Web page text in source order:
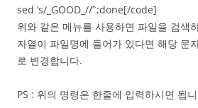
sed ‘s/_GOOD_//’`;done[/code]
위와 같은 메뉴를 사용하면 파일을 검색
자열이 파일명에 들어가 있다면 해당 문
로 변경합니다.
PS : 위의 명령은 한줄에 입력하시면 됩